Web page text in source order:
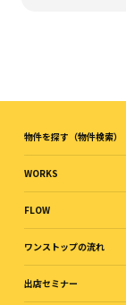
物件を探す（物件検索）
WORKS
FLOW
ワンストップの流れ
出店セミナー